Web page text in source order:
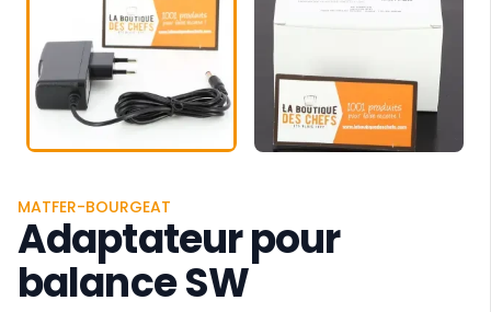
MATFER-BOURGEAT
Adaptateur pour
balance SW